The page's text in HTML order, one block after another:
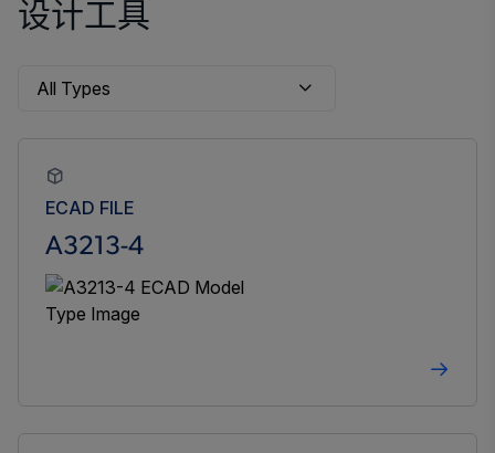
设计工具
ECAD FILE
A3213-4